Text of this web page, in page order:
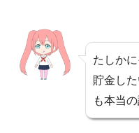
たしか
貯金し
も本当